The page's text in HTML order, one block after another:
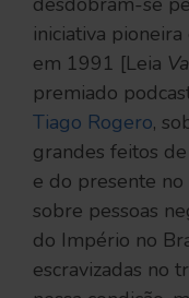
iniciativa
em 1991 [Leia
premiado
Tiago Rogero,
grandes feitos
e do presente no
sobre pessoas
do Império no
escravizadas no